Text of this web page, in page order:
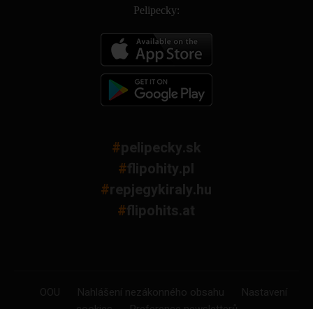
Pelipecky:
#pelipecky.sk
#flipohity.pl
#repjegykiraly.hu
#flipohits.at
OOU Nahlášení nezákonného obsahu
Nastavení